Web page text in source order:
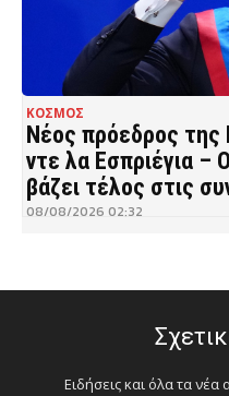
ΚΟΣΜΟΣ
Νέος πρόεδρος της
ντε λα Εσπριέγια –
βάζει τέλος στις
08/08/2026 02:32
Ειδήσεις και όλα τα